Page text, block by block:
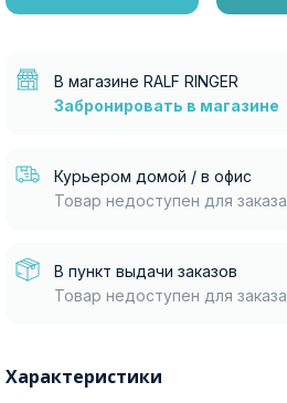
В магазине RALF RINGER
Забронировать в магазине
Курьером домой / в офис
Товар недоступен для заказа
В пункт выдачи заказов
Товар недоступен для заказа
Характеристики